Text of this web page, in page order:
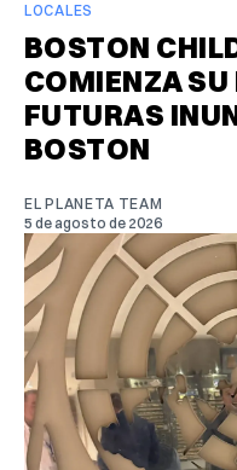
LOCALES
BOSTON
COMIENZA
FUTURAS
BOSTON
EL PLANETA TEAM
5 de agosto de 2026